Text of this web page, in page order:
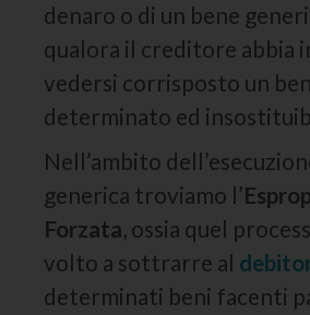
denaro o di un bene
qualora il creditore abbia
vedersi corrisposto un
determinato ed
Nell’ambito
generica troviamo l’
Forzata, ossia quel
volto a sottrarre al
determinati beni facenti